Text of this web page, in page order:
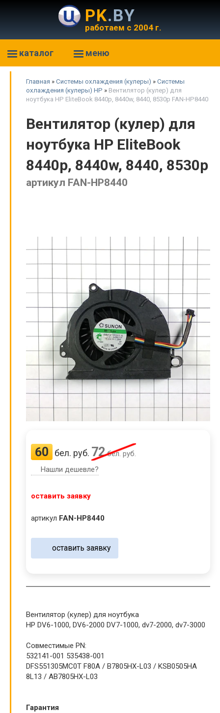
PK.BY
работаем с 2004 г.
каталог меню
Главная » Системы охлаждения (кулеры) » Системы
охлаждения (кулеры) HP » Вентилятор (кулер) для
ноутбука HP EliteBook 8440p, 8440w, 8440, 8530p FAN-HP8440
Вентилятор (кулер) для
ноутбука HP EliteBook
8440p, 8440w, 8440, 8530p
артикул FAN-HP8440
60 бел. руб. 72бел. руб.
Нашли дешевле?
оставить заявку
артикул FAN-HP8440
оставить заявку
Вентилятор (кулер) для ноутбука
HP DV6-1000, DV6-2000 DV7-1000, dv7-2000, dv7-3000
Совместимые PN:
532141-001 535438-001
DFS551305MC0T F80A / B7805HX-L03 / KSB0505HA
8L13 / AB7805HX-L03
Гарантия